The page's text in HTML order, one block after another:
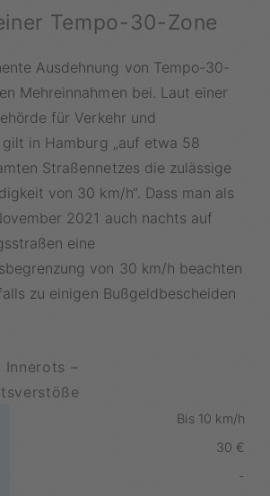
Tempo-30-Zone
Ausdehnung von Tempo-30-
Mehreinnahmen bei. Laut einer
für Verkehr und
in Hamburg „auf etwa 58
Straßennetzes die zulässige
von 30 km/h“. Dass man als
2021 auch nachts auf
eine
von 30 km/h beachten
zu einigen Bußgeldbescheiden
Innerots –
Bis 10 km/h
30 €
-